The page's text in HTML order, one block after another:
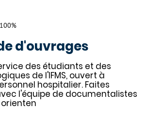
100%
d'ouvrages
des étudiants et des
de l'IFMS, ouvert à
hospitalier. Faites
l'équipe de documentalistes